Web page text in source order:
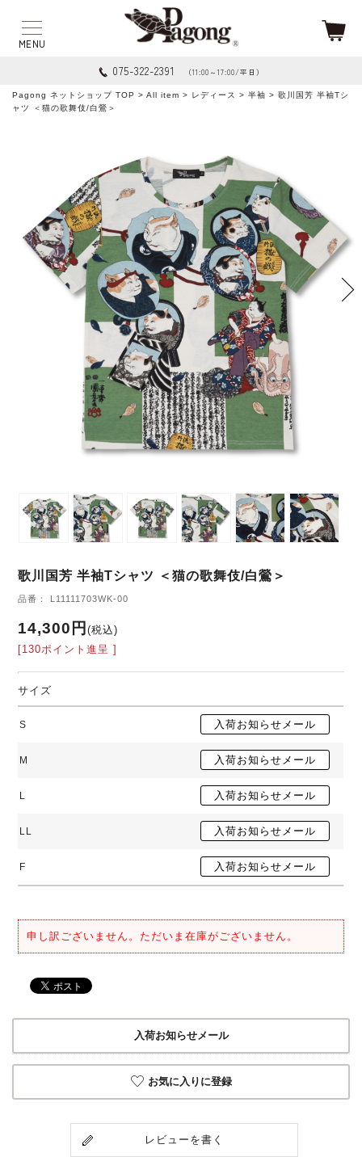
075-322-2391 （11:00～17:00/平日）
Pagong ネットショップ TOP > All item > レディース > 半袖 > 歌川国芳 半袖Tシ
ャツ ＜猫の歌舞伎/白鶯＞
歌川国芳 半袖Tシャツ ＜猫の歌舞伎/白鶯＞
品番： L11111703WK-00
14,300円(税込)
[130ポイント進呈 ]
サイズ
S
M
L
LL
F
申し訳ございません。ただいま在庫がございません。
入荷お知らせメール
お気に入りに登録
レビューを書く